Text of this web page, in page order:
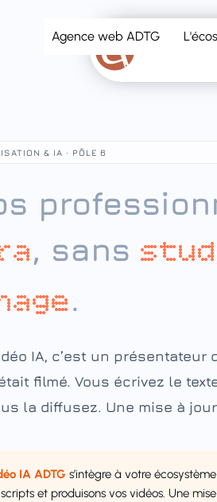
Agence web ADTG
& IA · PÔLE 6
, sans
.
IA, c’est un
filmé. Vous écrivez le
la diffusez. Une mise à
IA ADTG s’intègre à votre
et produisons vos vidéos. Une